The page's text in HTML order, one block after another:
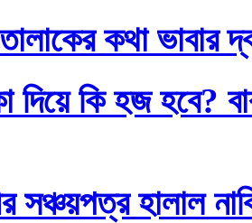
কথা ভাবার
দিয়ে কি হজ হবে?
সঞ্চয়পত্র হালাল